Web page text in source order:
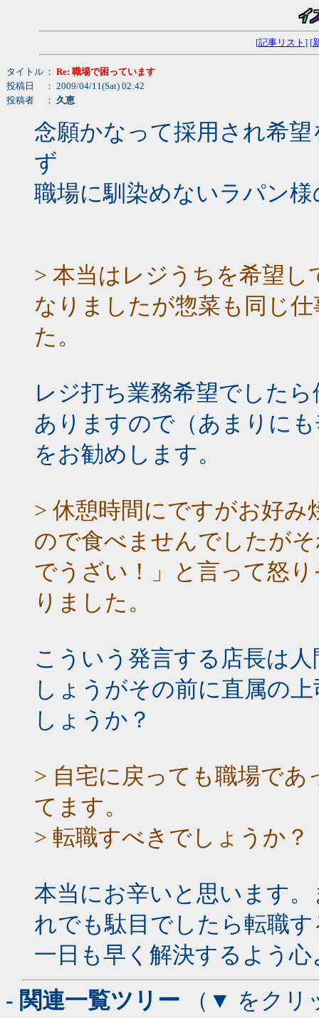
[記事リスト ] [
タイトル ： Re: 職場で困っています
投稿日
： 2009/04/11(Sat) 02:42
投稿者
： 久恵
念願かなって採用され希
ず
職場に馴染めないラパン
> 本当はレジうちを希望
なりましたが惣菜も同じ
た。
レジ打ち業務希望でした
ありますので（あまりに
をお勧めします。
> 休憩時間にですがお好
ので食べませんでしたが
でうざい！」と言って怒
りました。
こういう発言する店長は
しょうがその前に直属の
しょうか？
> 自宅に戻っても職場で
てます。
> 転職すべきでしょうか？
本当にお辛いと思います
れでも駄目でしたら転職
一日も早く解決するよう
- 関連一覧ツリー （▼ をクリ